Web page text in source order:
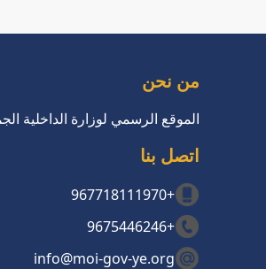
من نحن
الموقع الرسمي لوزارة الداخلية
اتصل بنا
+967718111970
+9675446246
info@moi-gov-ye.org